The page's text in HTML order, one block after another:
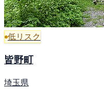
低リスク
皆野町
埼玉県